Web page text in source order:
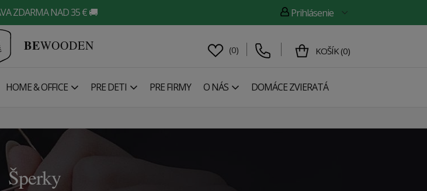
ZDARMA NAD 35 € 🚚 Prihlásenie
BEWOODEN (0) KOŠÍK (0)
HOME & OFFICE PRE DETI PRE FIRMY O NÁS DOMÁCE ZVIERATÁ
Šperky